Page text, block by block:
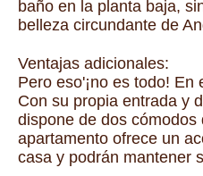
baño en la planta baja,
belleza circundante de
Ventajas adicionales:
Pero eso'¡no es todo!
Con su propia entrada y
dispone de dos
apartamento ofrece un
casa y podrán mantener